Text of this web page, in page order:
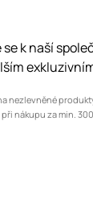
k naší
nezlevněné
při nákupu za min.